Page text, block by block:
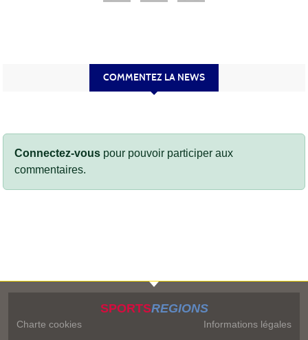
COMMENTEZ LA NEWS
Connectez-vous pour pouvoir participer aux
commentaires.
SPORTSREGIONS
Charte cookies
Informations légales